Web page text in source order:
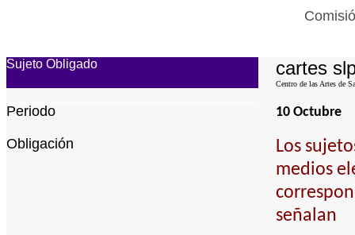
Sujeto Obligado cartes
Centro de las Artes de
Periodo 10 Octubre
Obligación
Los
medios
señalan